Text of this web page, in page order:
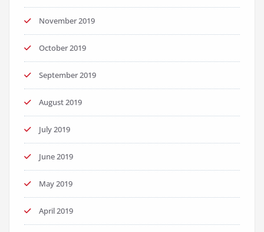
November 2019
October 2019
September 2019
August 2019
July 2019
June 2019
May 2019
April 2019